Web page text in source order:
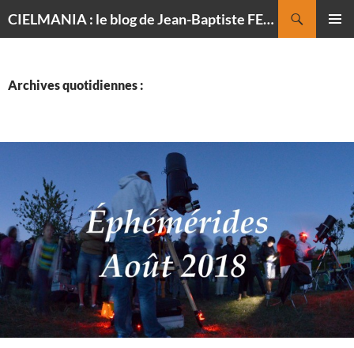
CIELMANIA : le blog de Jean-Baptiste FELDMANN, photographe du ciel
Archives quotidiennes :